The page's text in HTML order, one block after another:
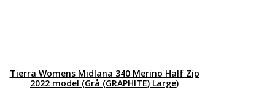
Tierra Womens Midlana 340 Merino Half Zip
2022 model (Grå (GRAPHITE) Large)